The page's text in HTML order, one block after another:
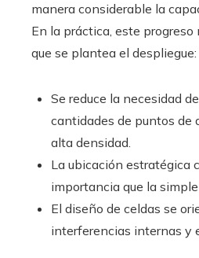
manera considerable la
En la práctica, este
que se plantea el despliegue:
Se reduce la necesidad
cantidades de puntos de
alta densidad.
La ubicación estratégica
importancia que la
El diseño de celdas se
interferencias internas y